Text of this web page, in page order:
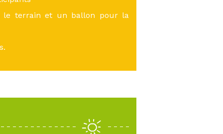
le terrain et un ballon pour la